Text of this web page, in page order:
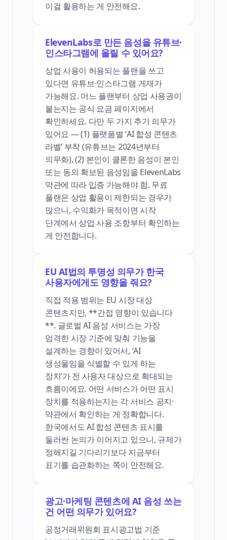
이걸 활용하는 게 안전해요.
ElevenLabs로 만든 음성을 유튜브·
인스타그램에 올릴 수 있어요?
상업 사용이 허용되는 플랜을 쓰고
있다면 유튜브·인스타그램 게재가
가능해요. 어느 플랜부터 상업 사용권이
붙는지는 공식 요금 페이지에서
확인하세요. 다만 두 가지 추가 의무가
있어요 — (1) 플랫폼별 ‘AI 합성 콘텐츠
라벨’ 부착 (유튜브는 2024년부터
의무화), (2) 본인이 클론한 음성이 본인
또는 동의 확보된 음성임을 ElevenLabs
약관에 따라 입증 가능해야 함. 무료
플랜은 상업 활용이 제한되는 경우가
많으니, 수익화가 목적이면 시작
단계에서 상업 사용 조항부터 확인하는
게 안전합니다.
EU AI법의 투명성 의무가 한국
사용자에게도 영향을 줘요?
직접 적용 범위는 EU 시장 대상
콘텐츠지만, **간접 영향이 있습니다
**. 글로벌 AI 음성 서비스는 가장
엄격한 시장 기준에 맞춰 기능을
설계하는 경향이 있어서, ‘AI
생성물임을 식별할 수 있게 하는
장치’가 전 사용자 대상으로 확대되는
흐름이에요. 어떤 서비스가 어떤 표시
장치를 적용하는지는 각 서비스 공지·
약관에서 확인하는 게 정확합니다.
한국에서도 AI 합성 콘텐츠 표시를
둘러싼 논의가 이어지고 있으니, 규제가
정해지길 기다리기보다 지금부터
표기를 습관화하는 쪽이 안전해요.
광고·마케팅 콘텐츠에 AI 음성 쓰는
건 어떤 의무가 있어요?
공정거래위원회 표시광고법 기준